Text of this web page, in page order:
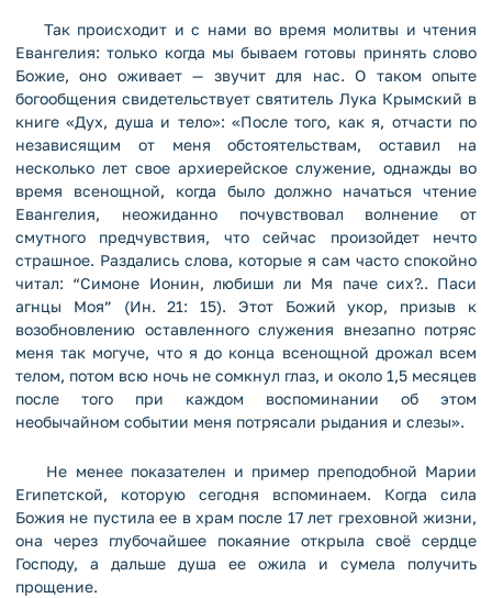
Так происходит и с нами во время молитвы и чтения
Евангелия: только когда мы бываем готовы принять слово
Божие, оно оживает — звучит для нас. О таком опыте
богообщения свидетельствует святитель Лука Крымский в
книге «Дух, душа и тело»: «После того, как я, отчасти по
независящим от меня обстоятельствам, оставил на
несколько лет свое архиерейское служение, однажды во
время всенощной, когда было должно начаться чтение
Евангелия, неожиданно почувствовал волнение от
смутного предчувствия, что сейчас произойдет нечто
страшное. Раздались слова, которые я сам часто спокойно
читал: “Симоне Ионин, любиши ли Мя паче сих?.. Паси
агнцы Моя” (Ин. 21: 15). Этот Божий укор, призыв к
возобновлению оставленного служения внезапно потряс
меня так могуче, что я до конца всенощной дрожал всем
телом, потом всю ночь не сомкнул глаз, и около 1,5 месяцев
после того при каждом воспоминании об этом
необычайном событии меня потрясали рыдания и слезы».
Не менее показателен и пример преподобной Марии
Египетской, которую сегодня вспоминаем. Когда сила
Божия не пустила ее в храм после 17 лет греховной жизни,
она через глубочайшее покаяние открыла своё сердце
Господу, а дальше душа ее ожила и сумела получить
прощение.